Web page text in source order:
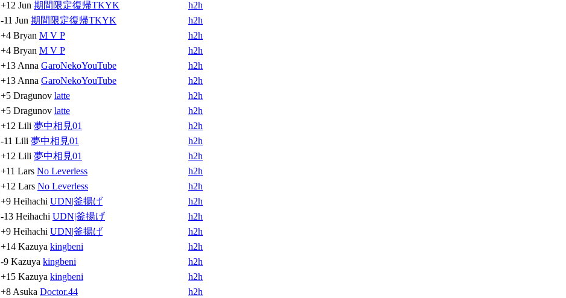
+12 Jun 期間限定復帰TKYK
h2h
-11 Jun 期間限定復帰TKYK
h2h
+4 Bryan M V P
h2h
+4 Bryan M V P
h2h
+13 Anna GaroNekoYouTube
h2h
+13 Anna GaroNekoYouTube
h2h
+5 Dragunov latte
h2h
+5 Dragunov latte
h2h
+12 Lili 夢中相見01
h2h
-11 Lili 夢中相見01
h2h
+12 Lili 夢中相見01
h2h
+11 Lars No Leverless
h2h
+12 Lars No Leverless
h2h
+9 Heihachi UDN|釜揚げ
h2h
-13 Heihachi UDN|釜揚げ
h2h
+9 Heihachi UDN|釜揚げ
h2h
+14 Kazuya kingbeni
h2h
-9 Kazuya kingbeni
h2h
+15 Kazuya kingbeni
h2h
+8 Asuka Doctor.44
h2h